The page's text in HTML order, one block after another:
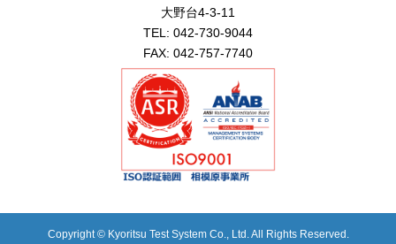
大野台4-3-11
TEL: 042-730-9044
FAX: 042-757-7740
Copyright © Kyoritsu Test System Co., Ltd. All Rights Reserved.